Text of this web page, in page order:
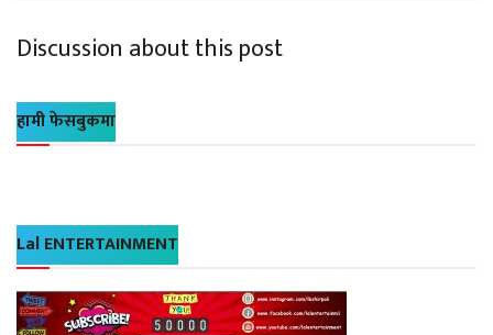
Discussion about this post
हामी फेसबुकमा
Lal ENTERTAINMENT